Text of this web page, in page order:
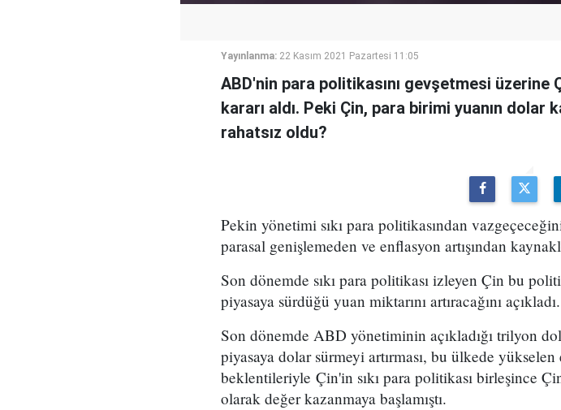
Yayınlanma: 22 Kasım 2021 Pazartesi 11:05
ABD'nin para politikasını gevşetmesi üzerine
kararı aldı. Peki Çin, para birimi yuanın dolar
rahatsız oldu?
Pekin yönetimi sıkı para politikasından
parasal genişlemeden ve enflasyon artışından
Son dönemde sıkı para politikası izleyen Çin bu
piyasaya sürdüğü yuan miktarını artıracağını açıkladı.
Son dönemde ABD yönetiminin açıkladığı trilyon
piyasaya dolar sürmeyi artırması, bu ülkede
beklentileriyle Çin'in sıkı para politikası birleşince
olarak değer kazanmaya başlamıştı.